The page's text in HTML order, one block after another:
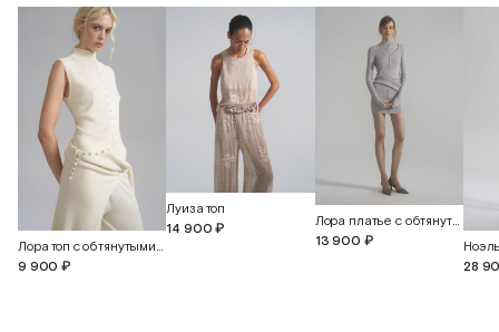
Лора топ с обтянутыми пуговицами
9 900 ₽
Луиза топ
14 900 ₽
Лора платье с обтянутыми пуговицами
13 900 ₽
28